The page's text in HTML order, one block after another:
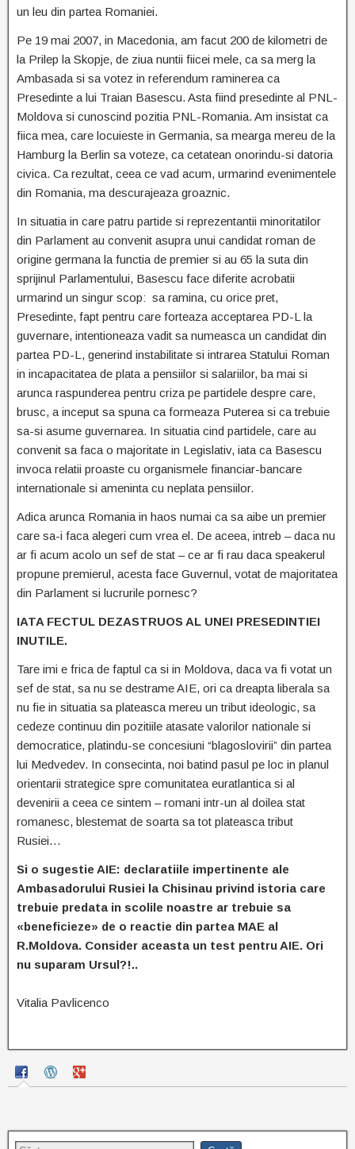
un leu din partea Romaniei.
Pe 19 mai 2007, in Macedonia, am facut 200 de kilometri de
la Prilep la Skopje, de ziua nuntii fiicei mele, ca sa merg la
Ambasada si sa votez in referendum raminerea ca
Presedinte a lui Traian Basescu. Asta fiind presedinte al PNL-
Moldova si cunoscind pozitia PNL-Romania. Am insistat ca
fiica mea, care locuieste in Germania, sa mearga mereu de la
Hamburg la Berlin sa voteze, ca cetatean onorindu-si datoria
civica. Ca rezultat, ceea ce vad acum, urmarind evenimentele
din Romania, ma descurajeaza groaznic.
In situatia in care patru partide si reprezentantii minoritatilor
din Parlament au convenit asupra unui candidat roman de
origine germana la functia de premier si au 65 la suta din
sprijinul Parlamentului, Basescu face diferite acrobatii
urmarind un singur scop: sa ramina, cu orice pret,
Presedinte, fapt pentru care forteaza acceptarea PD-L la
guvernare, intentioneaza vadit sa numeasca un candidat din
partea PD-L, generind instabilitate si intrarea Statului Roman
in incapacitatea de plata a pensiilor si salariilor, ba mai si
arunca raspunderea pentru criza pe partidele despre care,
brusc, a inceput sa spuna ca formeaza Puterea si ca trebuie
sa-si asume guvernarea. In situatia cind partidele, care au
convenit sa faca o majoritate in Legislativ, iata ca Basescu
invoca relatii proaste cu organismele financiar-bancare
internationale si ameninta cu neplata pensiilor.
Adica arunca Romania in haos numai ca sa aibe un premier
care sa-i faca alegeri cum vrea el. De aceea, intreb – daca nu
ar fi acum acolo un sef de stat – ce ar fi rau daca speakerul
propune premierul, acesta face Guvernul, votat de majoritatea
din Parlament si lucrurile pornesc?
IATA FECTUL DEZASTRUOS AL UNEI PRESEDINTIEI
INUTILE.
Tare imi e frica de faptul ca si in Moldova, daca va fi votat un
sef de stat, sa nu se destrame AIE, ori ca dreapta liberala sa
nu fie in situatia sa plateasca mereu un tribut ideologic, sa
cedeze continuu din pozitiile atasate valorilor nationale si
democratice, platindu-se concesiuni “blagoslovirii” din partea
lui Medvedev. In consecinta, noi batind pasul pe loc in planul
orientarii strategice spre comunitatea euratlantica si al
devenirii a ceea ce sintem – romani intr-un al doilea stat
romanesc, blestemat de soarta sa tot plateasca tribut
Rusiei…
Si o sugestie AIE: declaratiile impertinente ale
Ambasadorului Rusiei la Chisinau privind istoria care
trebuie predata in scolile noastre ar trebuie sa
«beneficieze» de o reactie din partea MAE al
R.Moldova. Consider aceasta un test pentru AIE. Ori
nu suparam Ursul?!..
Vitalia Pavlicenco